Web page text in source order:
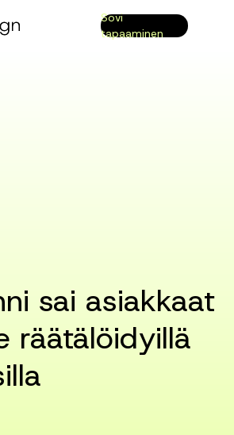
Sovi
tapaaminen
sai asiakkaat
räätälöidyillä